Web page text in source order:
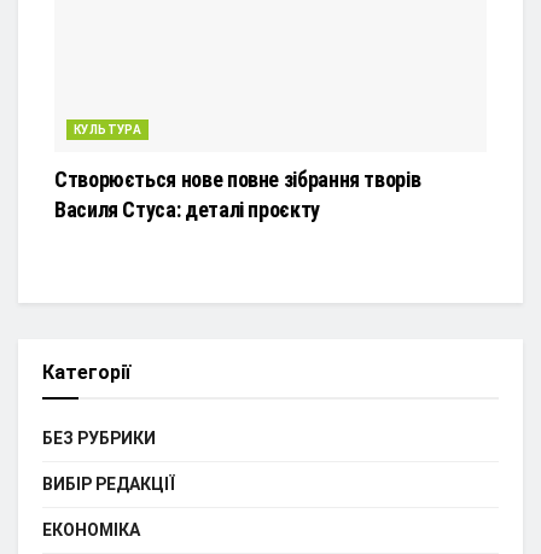
КУЛЬТУРА
Створюється нове повне зібрання творів
Василя Стуса: деталі проєкту
Категорії
БЕЗ РУБРИКИ
ВИБІР РЕДАКЦІЇ
ЕКОНОМІКА